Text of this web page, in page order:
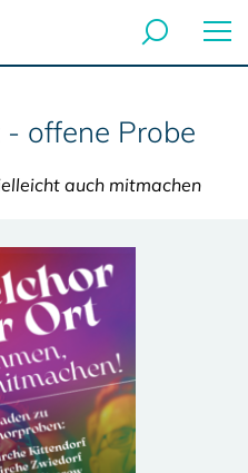
offene Probe
auch mitmachen